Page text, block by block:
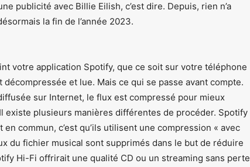
publicité avec Billie Eilish, c’est dire. Depuis, rien n’a
la fin de l’année 2023.
votre application Spotify, que ce soit sur votre téléphone
et lue. Mais ce qui se passe avant compte.
sur Internet, le flux est compressé pour mieux
existe plusieurs manières différentes de procéder. Spotify
en commun, c’est qu’ils utilisent une compression « avec
du fichier musical sont supprimés dans le but de réduire
Hi-Fi offrirait une qualité CD ou un streaming sans perte